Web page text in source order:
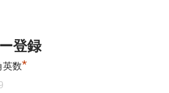
登録
英数*